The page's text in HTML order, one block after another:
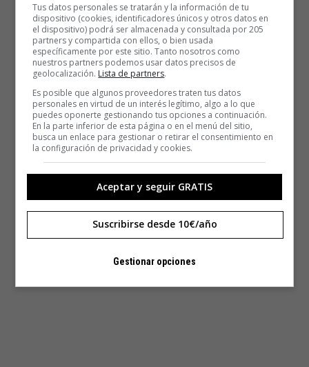
Tus datos personales se tratarán y la información de tu
dispositivo (cookies, identificadores únicos y otros datos en
el dispositivo) podrá ser almacenada y consultada por 205
partners y compartida con ellos, o bien usada
específicamente por este sitio. Tanto nosotros como
nuestros partners podemos usar datos precisos de
geolocalización. Lista de partners.
Es posible que algunos proveedores traten tus datos
personales en virtud de un interés legítimo, algo a lo que
puedes oponerte gestionando tus opciones a continuación.
En la parte inferior de esta página o en el menú del sitio,
busca un enlace para gestionar o retirar el consentimiento en
la configuración de privacidad y cookies.
Aceptar y seguir GRATIS
Suscribirse desde 10€/año
Gestionar opciones